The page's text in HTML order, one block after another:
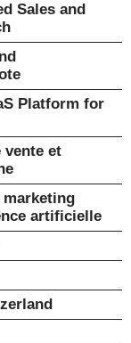
Sales and
Platform for
vente et
marketing
artificielle